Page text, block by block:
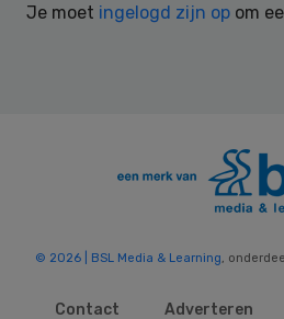
Je moet ingelogd zijn op om
© 2026 | BSL Media & Learning,
Contact
Adverteren